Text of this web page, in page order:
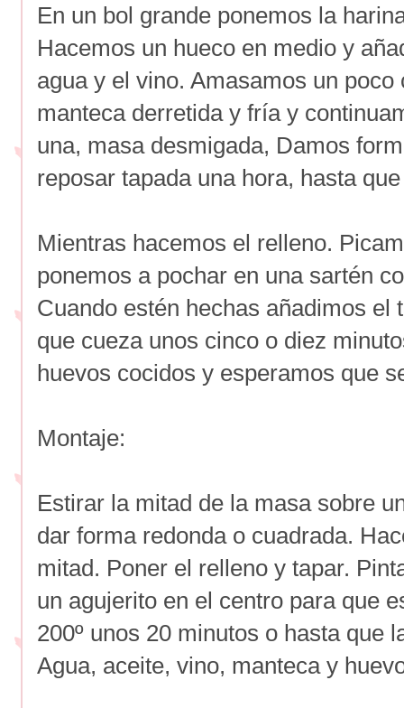
En un bol grande ponemos la
Hacemos un hueco en medio y
agua y el vino. Amasamos un
manteca derretida y fría y
una, masa desmigada, Damos
reposar tapada una hora, hasta
Mientras hacemos el relleno.
ponemos a pochar en una sartén
Cuando estén hechas añadimos el
que cueza unos cinco o diez
huevos cocidos y esperamos que
Montaje:
Estirar la mitad de la masa sobre
dar forma redonda o cuadrada.
mitad. Poner el relleno y tapar.
un agujerito en el centro para que
200º unos 20 minutos o hasta que
Agua, aceite, vino, manteca y